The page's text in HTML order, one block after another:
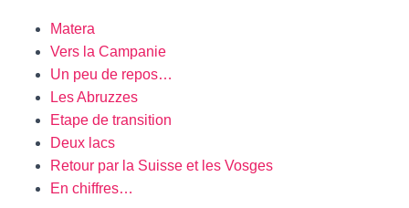
Matera
Vers la Campanie
Un peu de repos…
Les Abruzzes
Etape de transition
Deux lacs
Retour par la Suisse et les Vosges
En chiffres…